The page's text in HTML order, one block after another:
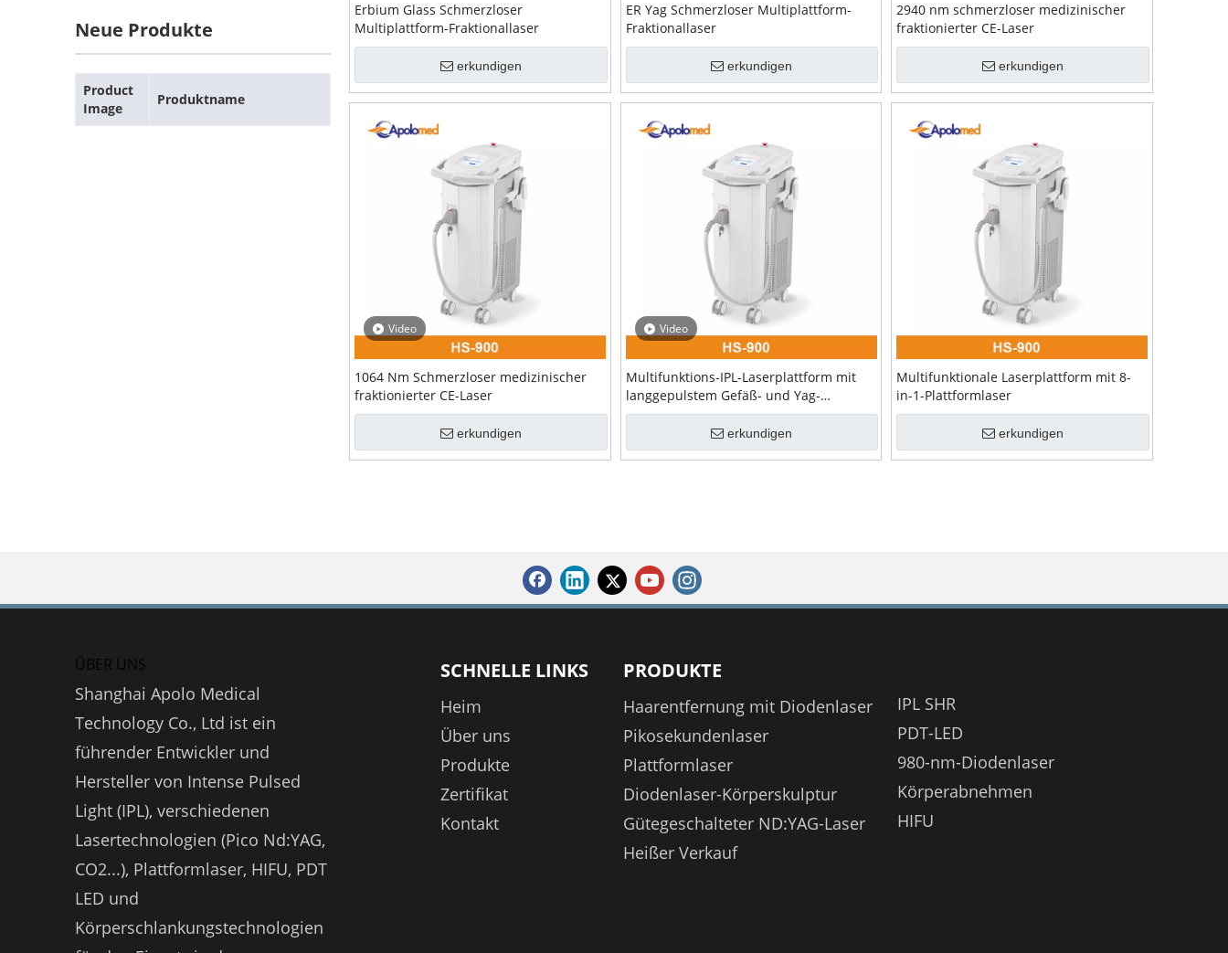
Neue Produkte
Product
Image
Produktname
Erbium Glass Schmerzloser
Multiplattform-Fraktionallaser
erkundigen
ER Yag Schmerzloser Multiplattform-
Fraktionallaser
erkundigen
2940 nm schmerzloser medizinischer
fraktionierter CE-Laser
erkundigen
Video
1064 Nm Schmerzloser medizinischer
fraktionierter CE-Laser
erkundigen
Video
Multifunktions-IPL-Laserplattform mit
langgepulstem Gefäß- und Yag-
Lasergerät
erkundigen
Multifunktionale Laserplattform mit 8-
in-1-Plattformlaser
erkundigen
ÜBER UNS
Shanghai Apolo Medical
Technology Co., Ltd ist ein
führender Entwickler und
Hersteller von Intense Pulsed
Light (IPL), verschiedenen
Lasertechnologien (Pico Nd:YAG,
CO2...), Plattformlaser, HIFU, PDT
LED und
Körperschlankungstechnologien
SCHNELLE LINKS
Heim
Über uns
Produkte
Zertifikat
Kontakt
PRODUKTE
Haarentfernung mit Diodenlaser
Pikosekundenlaser
Plattformlaser
Diodenlaser-Körperskulptur
Gütegeschalteter ND:YAG-Laser
Heißer Verkauf
IPL SHR
PDT-LED
980-nm-Diodenlaser
Körperabnehmen
HIFU